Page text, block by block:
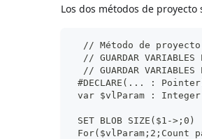
Los dos métodos de
// Método de proyecto
// GUARDAR
// GUARDAR
#DECLARE(... :
var $vlParam : Integer
SET BLOB SIZE($1->;0)
For($vlParam;2;Count